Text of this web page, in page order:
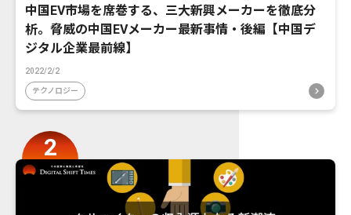
中国EV市場を席巻する、三大新興メーカーを徹底分
析。脅威の中国EVメーカー最新事情・後編【中国デ
ジタル企業最前線】
2022/2/2
テクノロジー